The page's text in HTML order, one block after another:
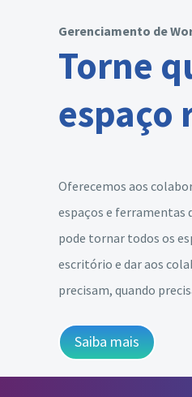
Gerenciamento de
Torne
espaço
Oferecemos aos
espaços e ferramentas
pode tornar todos os
escritório e dar aos
precisam, quando
Saiba mais